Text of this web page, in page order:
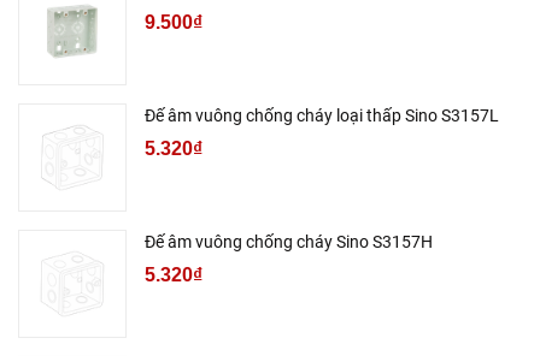
9.500₫
Đế âm vuông chống cháy loại thấp Sino S3157L
5.320₫
Đế âm vuông chống cháy Sino S3157H
5.320₫